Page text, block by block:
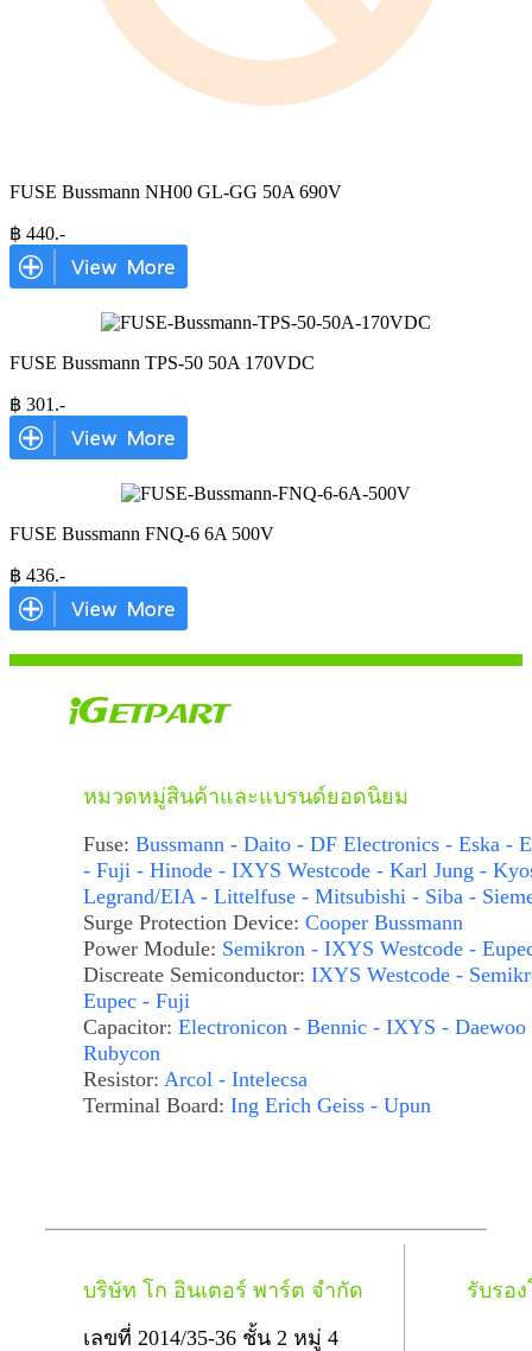
FUSE Bussmann NH00 GL-GG 50A 690V
฿ 440.-
FUSE Bussmann TPS-50 50A 170VDC
฿ 301 .-
FUSE Bussmann FNQ-6 6A 500V
฿ 436.-
หมวดหมู่สินค้าและแบรนด์ยอดนิยม
Fuse: Bussmann - Daito - DF Electronics - Eska -
- Fuji - Hinode - IXYS Westcode - Karl Jung -
Legrand/EIA - Littelfuse - Mitsubishi - Siba -
Surge Protection Device: Cooper Bussmann
Power Module: Semikron - IXYS Westcode -
Discreate Semiconductor: IXYS Westcode -
Eupec - Fuji
Capacitor: Electronicon - Bennic - IXYS - Daewoo
Rubycon
Resistor: Arcol - Intelecsa
Terminal Board: Ing Erich Geiss - Upun
บริษัท โก อินเตอร์ พาร์ต จำกัด
เลขที่ 2014/35-36 ชั้น 2 หมู่ 4
รับรอ